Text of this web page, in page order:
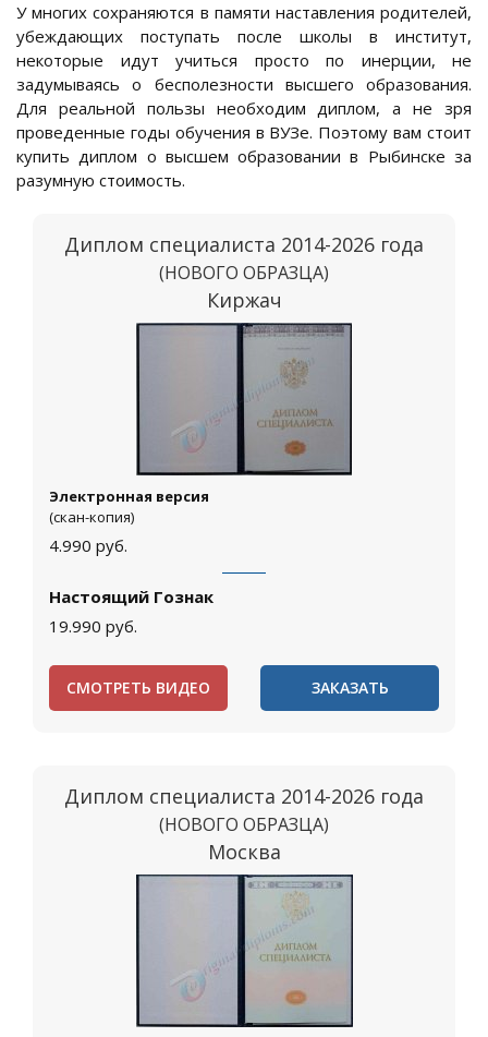
У многих сохраняются в памяти наставления родителей,
убеждающих поступать после школы в институт,
некоторые идут учиться просто по инерции, не
задумываясь о бесполезности высшего образования.
Для реальной пользы необходим диплом, а не зря
проведенные годы обучения в ВУЗе. Поэтому вам стоит
купить диплом о высшем образовании в Рыбинске за
разумную стоимость.
Диплом специалиста 2014-2026 года
(НОВОГО ОБРАЗЦА)
Киржач
Электронная версия
(скан-копия)
4.990 руб.
Настоящий Гознак
19.990 руб.
СМОТРЕТЬ ВИДЕО ЗАКАЗАТЬ
Диплом специалиста 2014-2026 года
(НОВОГО ОБРАЗЦА)
Москва